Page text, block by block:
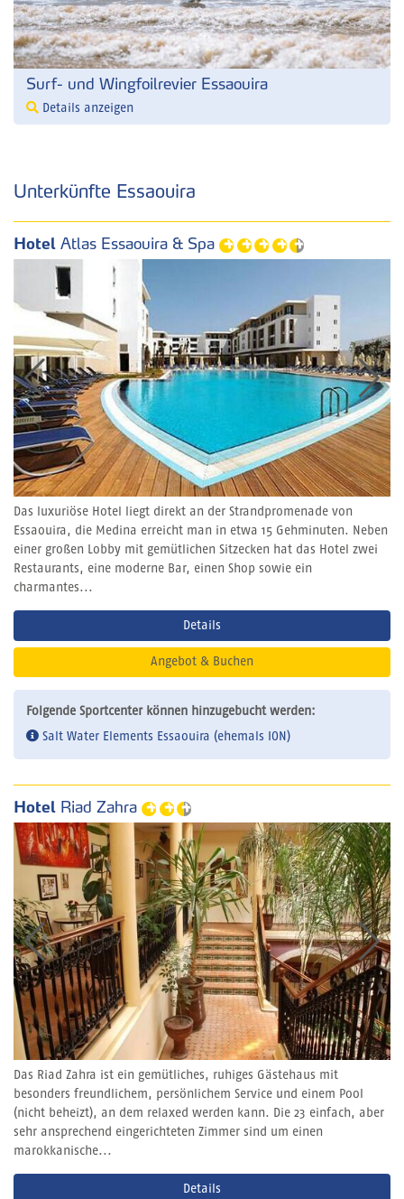
Surf- und Wingfoilrevier Essaouira
Details anzeigen
Unterkünfte Essaouira
Hotel Atlas Essaouira & Spa
Das luxuriöse Hotel liegt direkt an der Strandpromenade von
Essaouira, die Medina erreicht man in etwa 15 Gehminuten. Neben
einer großen Lobby mit gemütlichen Sitzecken hat das Hotel zwei
Restaurants, eine moderne Bar, einen Shop sowie ein
charmantes...
Details
Angebot & Buchen
Folgende Sportcenter können hinzugebucht werden:
Salt Water Elements Essaouira (ehemals ION)
Hotel Riad Zahra
Das Riad Zahra ist ein gemütliches, ruhiges Gästehaus mit
besonders freundlichem, persönlichem Service und einem Pool
(nicht beheizt), an dem relaxed werden kann. Die 23 einfach, aber
sehr ansprechend eingerichteten Zimmer sind um einen
marokkanische...
Details